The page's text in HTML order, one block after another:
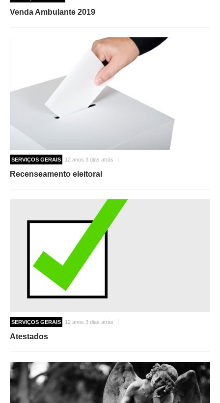
Venda Ambulante 2019
SERVIÇOS GERAIS 12 anos 3 dias atrás
Recenseamento eleitoral
SERVIÇOS GERAIS 12 anos 3 dias atrás
Atestados